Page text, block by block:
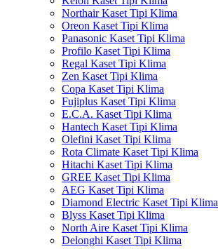
Northair Kaset Tipi Klima
Oreon Kaset Tipi Klima
Panasonic Kaset Tipi Klima
Profilo Kaset Tipi Klima
Regal Kaset Tipi Klima
Zen Kaset Tipi Klima
Copa Kaset Tipi Klima
Fujiplus Kaset Tipi Klima
E.C.A. Kaset Tipi Klima
Hantech Kaset Tipi Klima
Olefini Kaset Tipi Klima
Rota Climate Kaset Tipi Klima
Hitachi Kaset Tipi Klima
GREE Kaset Tipi Klima
AEG Kaset Tipi Klima
Diamond Electric Kaset Tipi Klima
Blyss Kaset Tipi Klima
North Aire Kaset Tipi Klima
Delonghi Kaset Tipi Klima